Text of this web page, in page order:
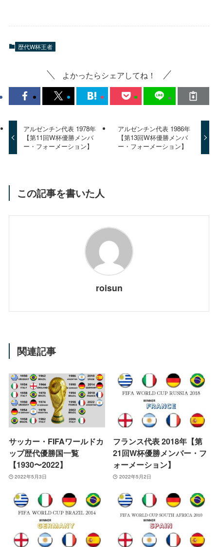
歴代W杯王者
よかったらシェアしてね！
アルゼンチン代表 1978年
【第11回W杯優勝メンバ
ー・フォーメーション】
アルゼンチン代表 1986年
【第13回W杯優勝メンバ
ー・フォーメーション】
この記事を書いた人
roisun
関連記事
サッカー・FIFAワールドカ
ップ歴代優勝国一覧
【1930〜2022】
2022年5月3日
フランス代表 2018年【第
21回W杯優勝メンバー・フ
ォーメーション】
2022年5月2日